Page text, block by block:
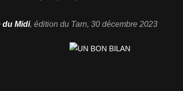
du Midi, édition du Tarn, 30 décembre 2023